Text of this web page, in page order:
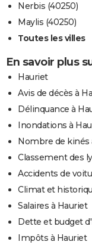
Nerbis (40250)
Maylis (40250)
Toutes les villes
En savoir plus
Hauriet
Avis de décès à
Délinquance à
Inondations à
Nombre de kinés
Classement des
Accidents de
Climat et
Salaires à Hauriet
Dette et budget
Impôts à Hauriet